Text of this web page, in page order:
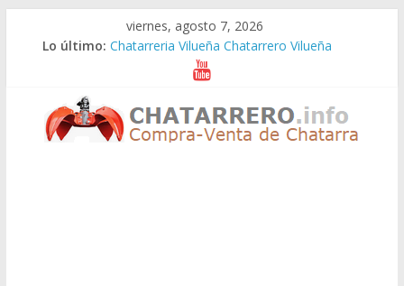
viernes, agosto 7, 2026
Lo último: Chatarreria Vilueña Chatarrero Vilueña
Chatarreria Zuera Chatarrero Zuera
Chatarreria Zaragoza Chatarrero Zaragoza
Chatarreria Zaida Chatarrero Zaida
Chatarreria Vistabella Chatarrero Vistabella